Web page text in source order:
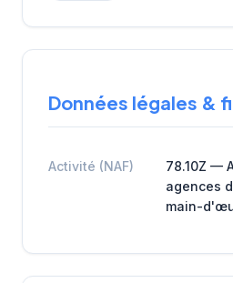
Données légales &
Activité (NAF)
78.10Z —
agences
main-